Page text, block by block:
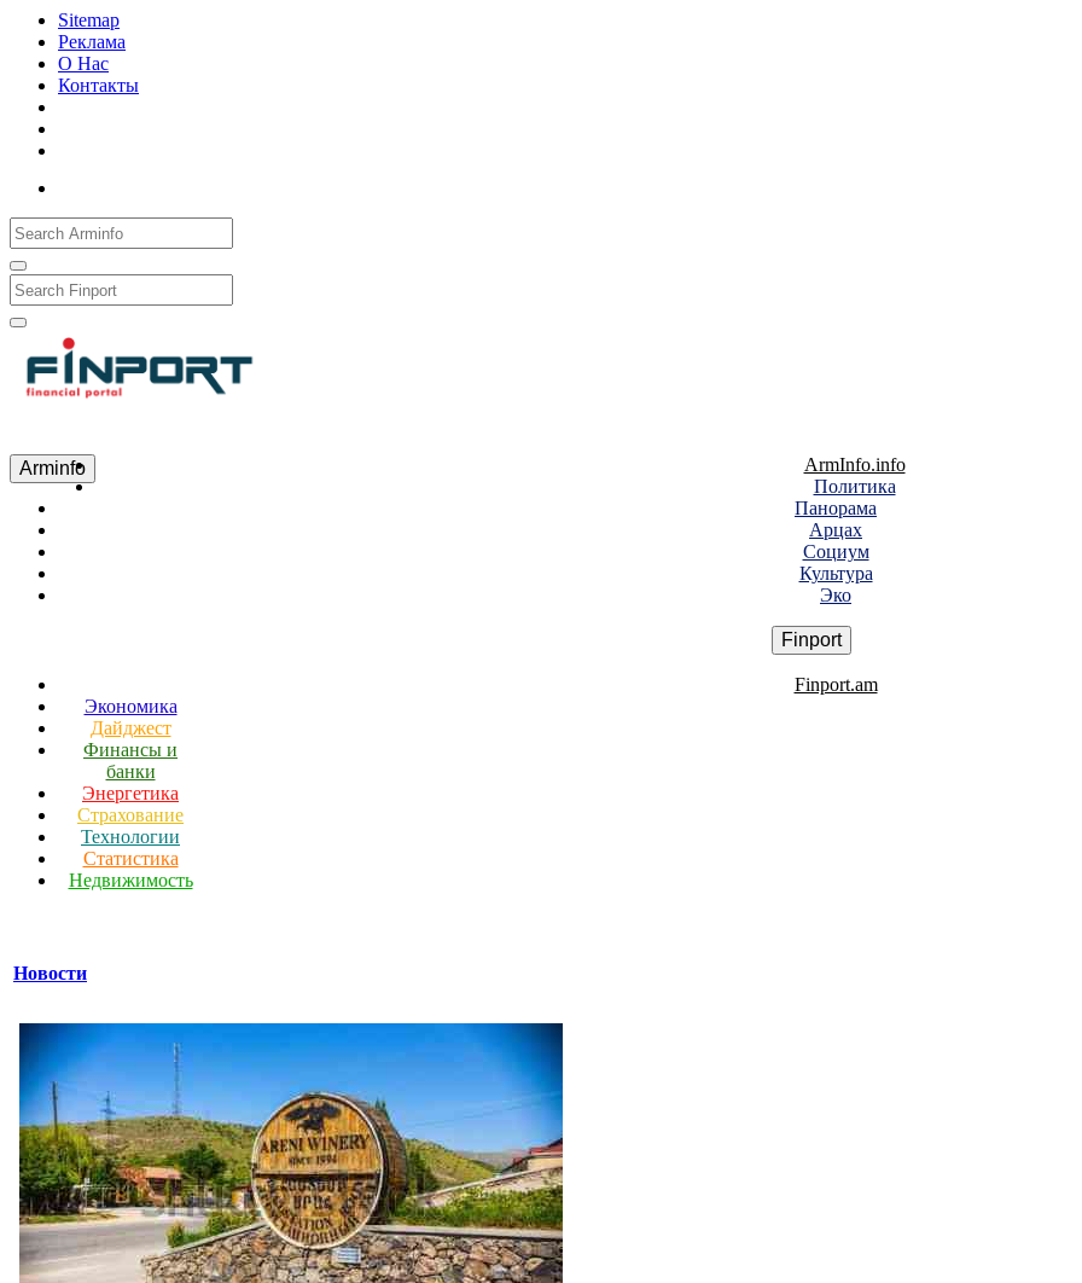
Sitemap
Реклама
О Нас
Контакты
Arminfo
ArmInfo.info
Политика
Панорама
Арцах
Социум
Культура
Эко
Finport
Finport.am
Экономика
Дайджест
Финансы и
банки
Энергетика
Страхование
Технологии
Статистика
Недвижимость
Новости